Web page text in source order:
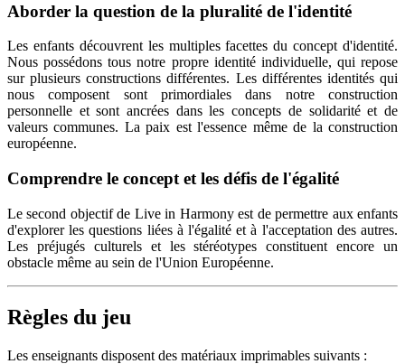
Aborder la question de la pluralité de l'identité
Les enfants découvrent les multiples facettes du concept d'identité.
Nous possédons tous notre propre identité individuelle, qui repose
sur plusieurs constructions différentes. Les différentes identités qui
nous composent sont primordiales dans notre construction
personnelle et sont ancrées dans les concepts de solidarité et de
valeurs communes. La paix est l'essence même de la construction
européenne.
Comprendre le concept et les défis de l'égalité
Le second objectif de Live in Harmony est de permettre aux enfants
d'explorer les questions liées à l'égalité et à l'acceptation des autres.
Les préjugés culturels et les stéréotypes constituent encore un
obstacle même au sein de l'Union Européenne.
Règles du jeu
Les enseignants disposent des matériaux imprimables suivants :